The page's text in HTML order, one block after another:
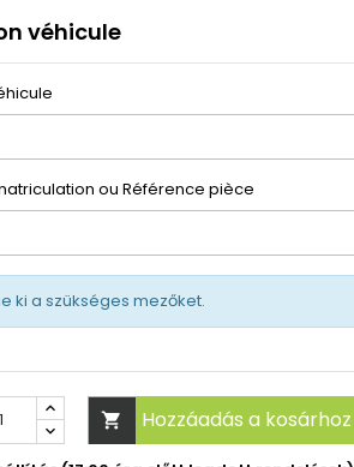
véhicule
ou Référence pièce
ki a szükséges mezőket.
 Hozzáadás a kosárhoz